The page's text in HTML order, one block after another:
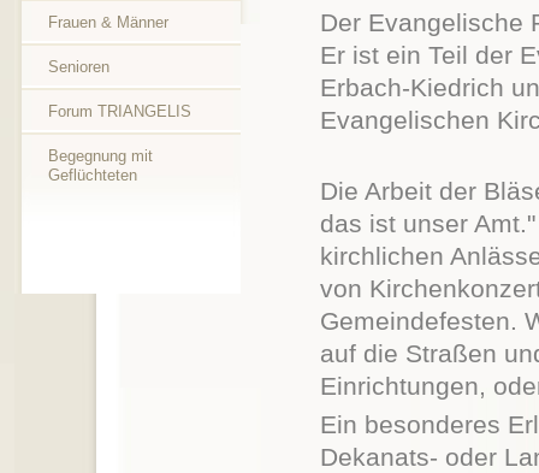
Frauen & Männer
Senioren
Forum TRIANGELIS
Begegnung mit
Geflüchteten
Der Evangelische
Er ist ein Teil der
Erbach-Kiedrich
Evangelischen
Die Arbeit der
das ist unser
kirchlichen
von
Gemeindefesten.
auf die Straßen
Einrichtungen,
Ein besonderes
Dekanats- oder